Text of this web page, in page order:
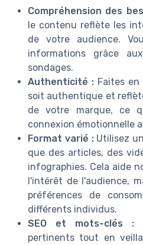
Compréhension des
le contenu reflète les
de votre audience.
informations grâce
sondages.
Authenticité : Faites
soit authentique et
de votre marque, ce
connexion émotionnelle
Format varié : Utilisez
que des articles, des
infographies. Cela aide
l'intérêt de l'audience,
préférences de
différents individus.
SEO et mots-clés :
pertinents tout en